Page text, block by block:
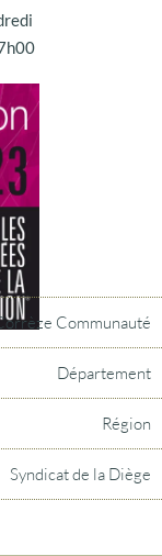
Communauté
Département
Région
Syndicat de la Diège